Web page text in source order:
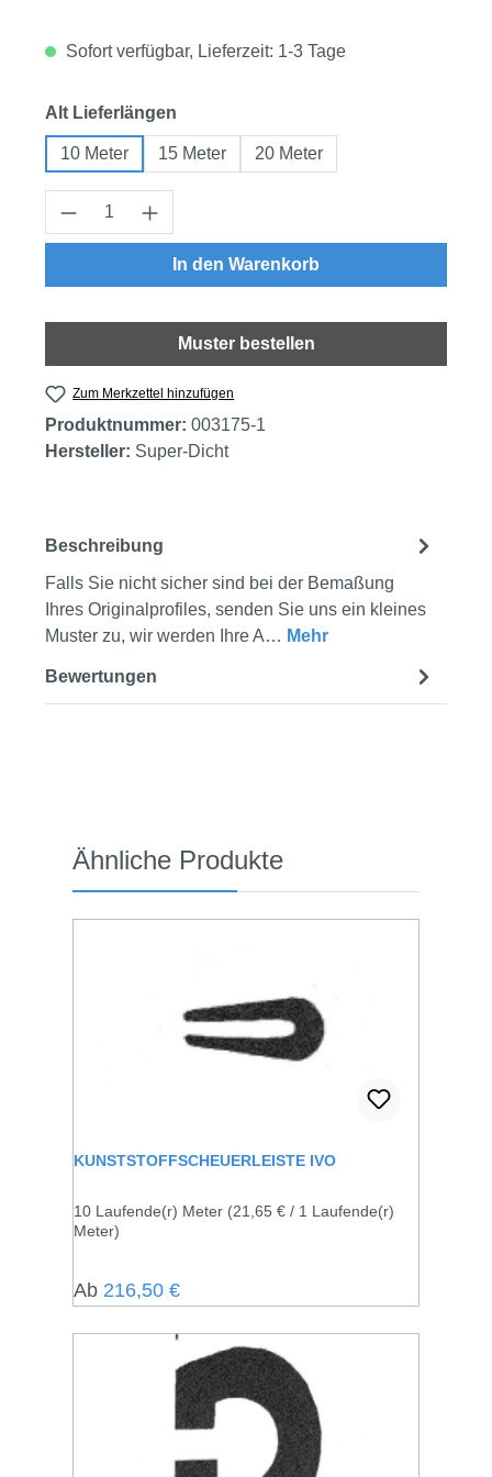
Sofort verfügbar, Lieferzeit: 1-3 Tage
Alt Lieferlängen
10 Meter 15 Meter 20 Meter
Produkt Anzahl: Gib den gewünschten
In den Warenkorb
Muster bestellen
Zum Merkzettel hinzufügen
Produktnummer: 003175-1
Hersteller: Super-Dicht
Beschreibung
Falls Sie nicht sicher sind bei der Bemaßung
Ihres Originalprofiles, senden Sie uns ein kleines
Muster zu, wir werden Ihre A… Mehr
Bewertungen
Produktgalerie überspringen
Ähnliche Produkte
KUNSTSTOFFSCHEUERLEISTE IVO
10 Laufende(r) Meter (21,65 € / 1 Laufende(r)
Meter)
Regulärer Preis:
Ab 216,50 €